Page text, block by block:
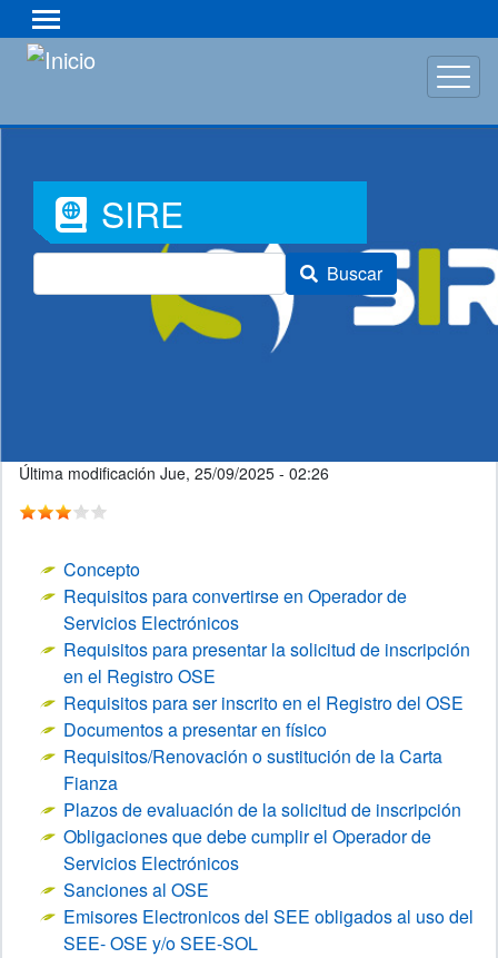
al
Font
Awesome
SIRE
Buscar
Última modificación Jue, 25/09/2025 - 02:26
Concepto
Requisitos para convertirse en Operador de
Servicios Electrónicos
Requisitos para presentar la solicitud de inscripción
en el Registro OSE
Requisitos para ser inscrito en el Registro del OSE
Documentos a presentar en físico
Requisitos/Renovación o sustitución de la Carta
Fianza
Plazos de evaluación de la solicitud de inscripción
Obligaciones que debe cumplir el Operador de
Servicios Electrónicos
Sanciones al OSE
Emisores Electronicos del SEE obligados al uso del
SEE- OSE y/o SEE-SOL